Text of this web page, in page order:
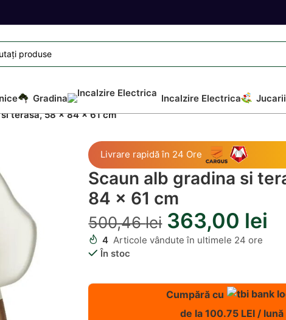
Gradina Incalzire Electrica
terasa, 58 x 84 x 61 cm
Livrare rapidă în 24 Ore
Scaun alb gradina si
84 x 61 cm
500,46lei 363,00 lei
4 Articole vândute în ultimele 24 ore
În stoc
Cumpără cu
de la 100.75 LEI / lună